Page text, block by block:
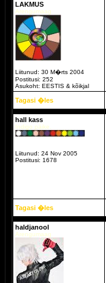
LAKMUS
Arengumaag
Liitunud: 30 M�rts 2004
Postitusi: 252
Asukoht: EESTIS & kõikjal
Tagasi �les
hall kass
Indigo päike.
Liitunud: 24 Nov 2005
Postitusi: 1678
Tagasi �les
haldjanool
Arengumaag